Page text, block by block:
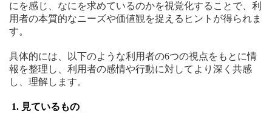
にを感じ、なにを求めているのかを視覚化することで、利
用者の本質的なニーズや価値観を捉えるヒントが得られま
す。
具体的には、以下のような利用者の6つの視点をもとに情
報を整理し、利用者の感情や行動に対してより深く共感
し、理解します。
見ているもの